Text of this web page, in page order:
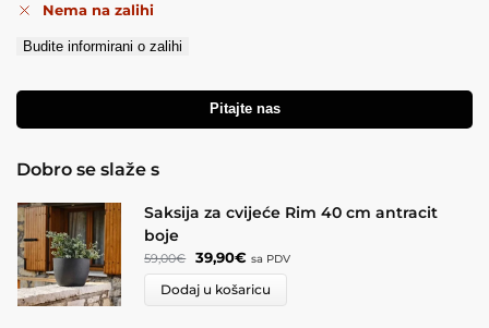
Nema na zalihi
Budite informirani o zalihi
Pitajte nas
Dobro se slaže s
Saksija za cvijeće Rim 40 cm antracit
boje
59,00€ 39,90€ sa PDV
Dodaj u košaricu